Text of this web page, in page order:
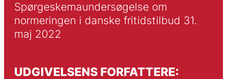
Spørgeskemaundersøgelse om
normeringen i danske fritidstilbud 31.
maj 2022
UDGIVELSENS FORFATTERE: